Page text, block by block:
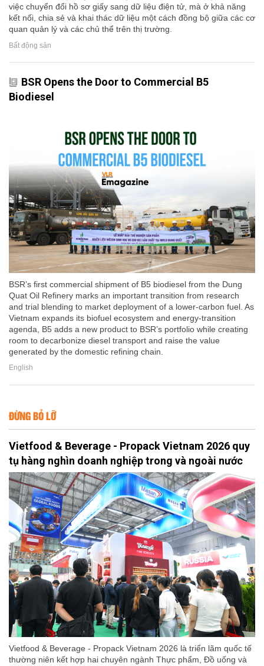
việc chuyển đổi hồ sơ giấy sang dữ liệu điện tử, mà ở khả năng
kết nối, chia sẻ và khai thác dữ liệu một cách đồng bộ giữa các cơ
quan quản lý và các chủ thể trên thị trường.
Bất động sản
BSR Opens the Door to Commercial B5
Biodiesel
BSR’s first commercial shipment of B5 biodiesel from the Dung
Quat Oil Refinery marks an important transition from research
and trial blending to market deployment of a lower-carbon fuel. As
Vietnam expands its biofuel ecosystem and energy-transition
agenda, B5 adds a new product to BSR’s portfolio while creating
room to decarbonize diesel transport and raise the value
generated by the domestic refining chain.
English
ĐỪNG BỎ LỠ
Vietfood & Beverage - Propack Vietnam 2026 quy
tụ hàng nghìn doanh nghiệp trong và ngoài nước
Vietfood & Beverage - Propack Vietnam 2026 là triển lãm quốc tế
thường niên kết hợp hai chuyên ngành Thực phẩm, Đồ uống và